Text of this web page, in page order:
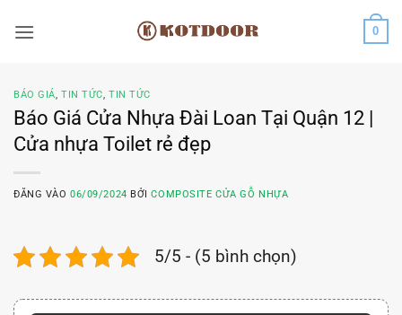
qua
0
BÁO GIÁ,TIN TỨC,TIN TỨC
Báo Giá Cửa Nhựa Đài Loan Tại Quận 12 |
Cửa nhựa Toilet rẻ đẹp
ĐĂNG VÀO06/09/2024 BỞICOMPOSITE CỬA GỖ NHỰA
5/5 - (5 bình chọn)